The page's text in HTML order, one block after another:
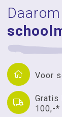
Daarom
Voor
Gratis
100,-*